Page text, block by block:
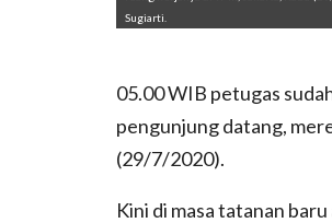
Sugiarti.
05.00 WIB petugas
pengunjung datang,
(29/7/2020).
Kini di masa tatanan